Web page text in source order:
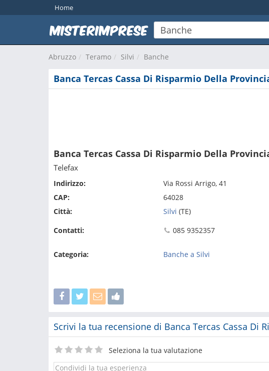
Home
Abruzzo Teramo Silvi Banche
Banca Tercas Cassa Di Risparmio Della
Banca Tercas Cassa Di Risparmio Della
Telefax
Indirizzo:
Via Rossi Arrigo, 41
CAP:
64028
Città:
Silvi (TE)
Contatti:
085 9352357
Categoria: Banche a Silvi
Scrivi la tua recensione di Banca Tercas Cassa Di
Seleziona la tua valutazione